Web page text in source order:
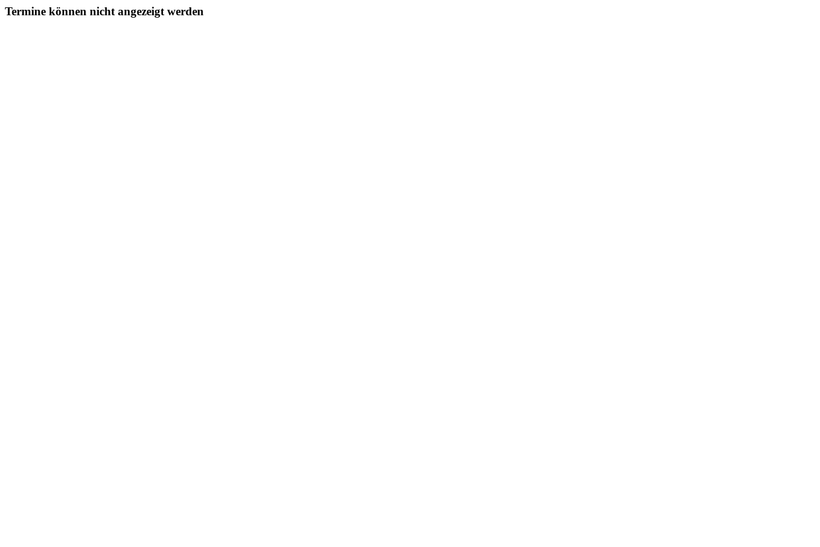
Termine können nicht angezeigt werden